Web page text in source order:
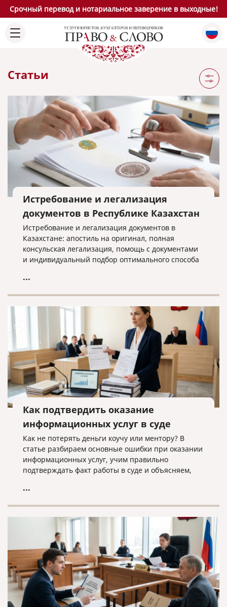
Срочный перевод и нотариальное заверение в выходные!
Статьи
Истребование и легализация
документов в Республике Казахстан
Истребование и легализация документов в
Казахстане: апостиль на оригинал, полная
консульская легализация, помощь с документами
и индивидуальный подбор оптимального способа
...
Как подтвердить оказание
информационных услуг в суде
Как не потерять деньги коучу или ментору? В
статье разбираем основные ошибки при оказании
информационных услуг, учим правильно
подтверждать факт работы в суде и объясняем,
прямой путь к взысканию неосновательного
...